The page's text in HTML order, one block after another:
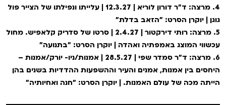
4. מרצה: ד"ר דורון לוריא | 12.3.27 | עלייתו ונפילתו של הצייר פול
גוגן | יוקרן הסרט: "הזאב בדלת"
5. מרצה: רותי דירקטור | 2.4.27 | סרטו של סדריק קלאפיש. מחול
עכשווי המוצג באמפתיה ואהדה | יוקרן הסרט: "בתנועה"
6. מרצה: ד"ר סמדר שפי | 28.5.27 | אמנות/ניו- יורק/אמנות –
היחסים בין אמנות, אמנים והעיר וההשפעות ההדדיות בשנים בהן
הייתה מכה של עולם האמנות. | יוקרן הסרט: "חנה ואחיותיה"